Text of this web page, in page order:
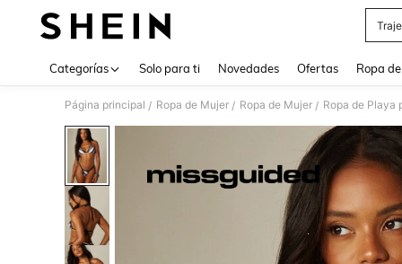
Categorías Solo para ti Novedades Ofertas Ropa
Página principal / Ropa de Mujer / Ropa de Mujer / Ropa de Playa